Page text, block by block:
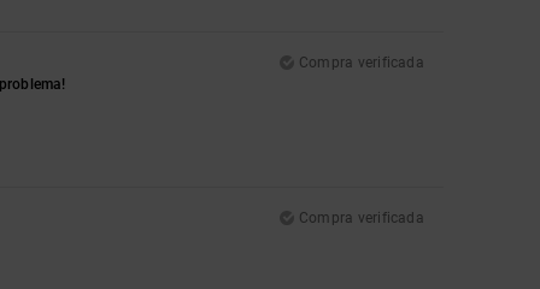
Compra verificada
Compra verificada